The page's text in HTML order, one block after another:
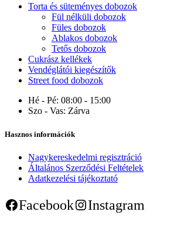
Torta és süteményes dobozok
Fül nélküli dobozok
Füles dobozok
Ablakos dobozok
Tetős dobozok
Cukrász kellékek
Vendéglátói kiegészítők
Street food dobozok
Hé - Pé: 08:00 - 15:00
Szo - Vas: Zárva
Hasznos információk
Nagykereskedelmi regisztráció
Általános Szerződési Feltételek
Adatkezelési tájékoztató
Facebook Instagram